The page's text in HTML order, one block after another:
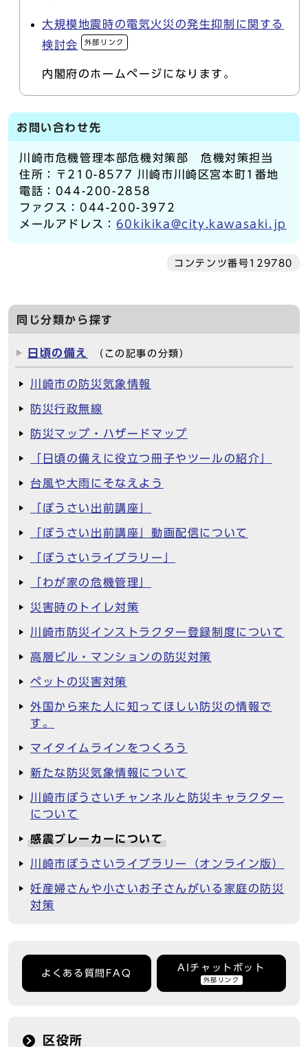
大規模地震時の電気火災の発生抑制に関する
検討会
外部リンク
内閣府のホームページになります。
お問い合わせ先
川崎市危機管理本部危機対策部 危機対策担当
住所：〒210-8577 川崎市川崎区宮本町1番地
電話：044-200-2858
ファクス：044-200-3972
メールアドレス： 60kikika@city.kawasaki.jp
コンテンツ番号129780
同じ分類から探す
日頃の備え （この記事の分類）
川崎市の防災気象情報
防災行政無線
防災マップ・ハザードマップ
「日頃の備えに役立つ冊子やツールの紹介」
台風や大雨にそなえよう
「ぼうさい出前講座」
「ぼうさい出前講座」動画配信について
「ぼうさいライブラリー」
「わが家の危機管理」
災害時のトイレ対策
川崎市防災インストラクター登録制度について
高層ビル・マンションの防災対策
ペットの災害対策
外国から来た人に知ってほしい防災の情報で
す。
マイタイムラインをつくろう
新たな防災気象情報について
川崎市ぼうさいチャンネルと防災キャラクター
について
感震ブレーカーについて
川崎市ぼうさいライブラリー（オンライン版）
妊産婦さんや小さいお子さんがいる家庭の防災
対策
よくある質問FAQ
AIチャットボット
外部リンク
区役所